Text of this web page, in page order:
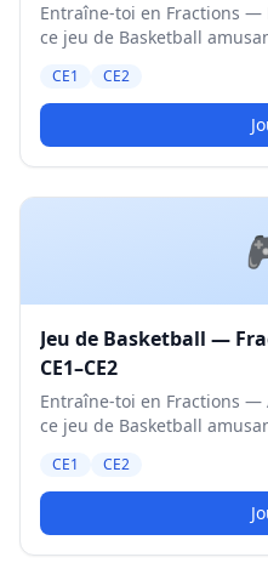
Entraîne-toi en Fractions —
ce jeu de Basketball
CE1 CE2
Jeu de Basketball —
CE1–CE2
Entraîne-toi en Fractions —
ce jeu de Basketball
CE1 CE2